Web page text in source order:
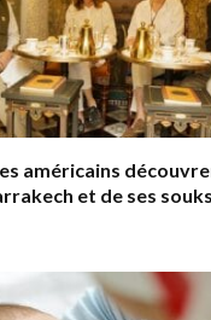
américains
et de ses